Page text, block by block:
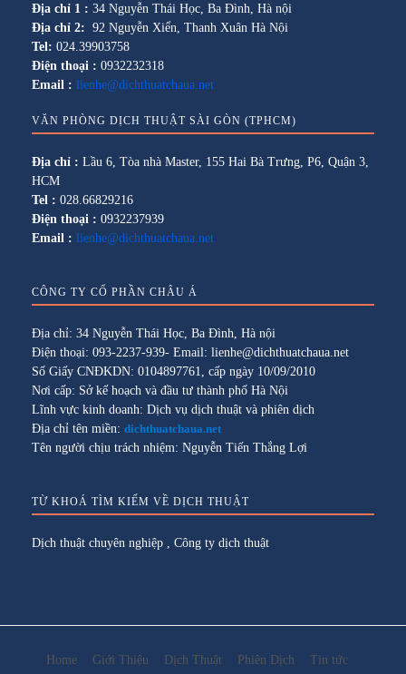
Địa chỉ 1 : 34 Nguyễn Thái Học, Ba Đình, Hà nội
Địa chỉ 2: 92 Nguyễn Xiển, Thanh Xuân Hà Nội
Tel: 024.39903758
Điện thoại : 0932232318
Email : lienhe@dichthuatchaua.net
VĂN PHÒNG DỊCH THUẬT SÀI GÒN (TPHCM)
Địa chỉ : Lầu 6, Tòa nhà Master, 155 Hai Bà Trưng, P6, Quận 3,
HCM
Tel : 028.66829216
Điện thoại : 0932237939
Email : lienhe@dichthuatchaua.net
CÔNG TY CỔ PHẦN CHÂU Á
Địa chỉ: 34 Nguyễn Thái Học, Ba Đình, Hà nội
Điện thoại: 093-2237-939- Email: lienhe@dichthuatchaua.net
Số Giấy CNĐKDN: 0104897761, cấp ngày 10/09/2010
Nơi cấp: Sở kế hoạch và đầu tư thành phố Hà Nội
Lĩnh vực kinh doanh: Dịch vụ dịch thuật và phiên dịch
Địa chỉ tên miền: dichthuatchaua.net
Tên người chịu trách nhiệm: Nguyễn Tiến Thắng Lợi
TỪ KHOÁ TÌM KIẾM VỀ DỊCH THUẬT
Dịch thuật chuyên nghiệp , Công ty dịch thuật
Home Giới Thiệu Dịch Thuật Phiên Dịch Tin tức